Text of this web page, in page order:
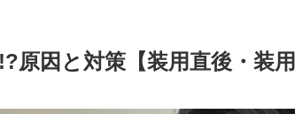
原因と対策【装用直後・装用